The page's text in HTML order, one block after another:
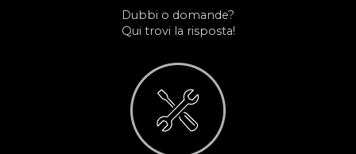
Dubbi o domande?
Qui trovi la risposta!